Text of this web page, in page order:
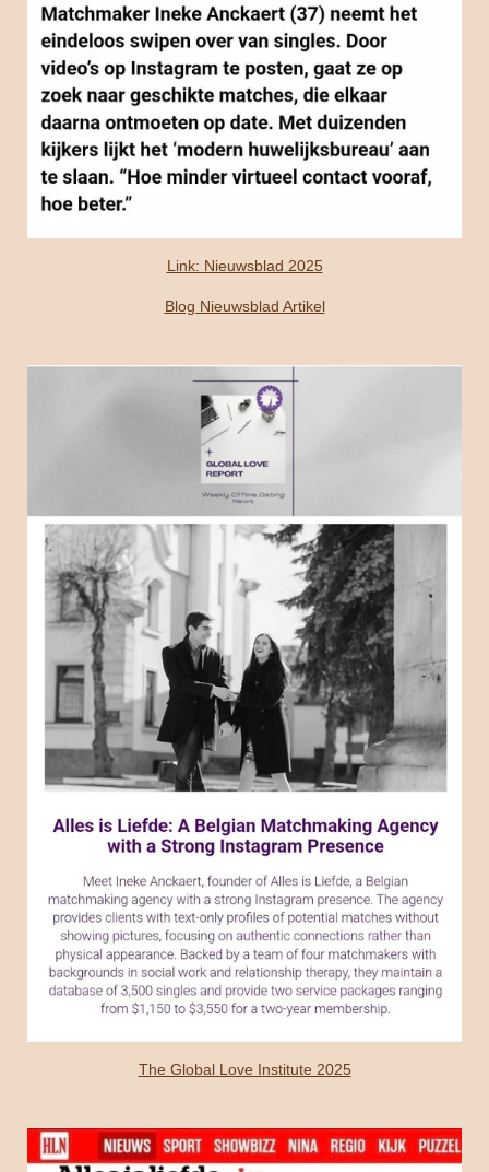
Link: Nieuwsblad 2025
Blog Nieuwsblad Artikel
The Global Love Institute 2025